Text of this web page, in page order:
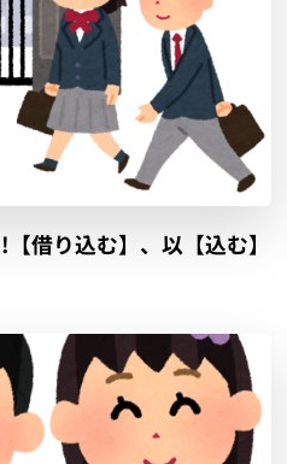
借り込む】、以【込む】